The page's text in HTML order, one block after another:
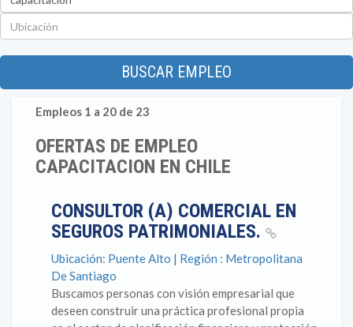
BUSCAR EMPLEO
Empleos 1 a 20 de 23
OFERTAS DE EMPLEO
CAPACITACION EN CHILE
CONSULTOR (A) COMERCIAL EN
SEGUROS PATRIMONIALES.
Ubicación: Puente Alto | Región : Metropolitana
De Santiago
Buscamos personas con visión empresarial que
deseen construir una práctica profesional propia